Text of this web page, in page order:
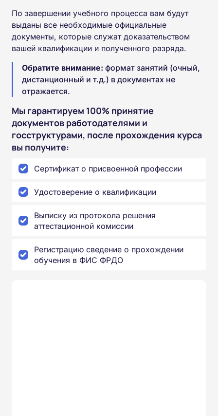
По завершении учебного процесса вам будут
выданы все необходимые официальные
документы, которые служат доказательством
вашей квалификации и полученного разряда.
Обратите внимание: формат занятий (очный,
дистанционный и т.д.) в документах не
отражается.
Мы гарантируем 100% принятие
документов работодателями и
госструктурами, после прохождения курса
вы получите:
Сертификат о присвоенной профессии
Удостоверение о квалификации
Выписку из протокола решения
аттестационной комиссии
Регистрацию сведение о прохождении
обучения в ФИС ФРДО